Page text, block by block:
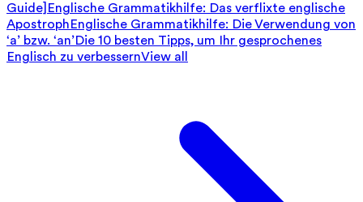
Guide] Englische Grammatikhilfe: Das verflixte englische
ApostrophEnglische Grammatikhilfe: Die Verwendung von
‘a’ bzw. ‘an’Die 10 besten Tipps, um Ihr gesprochenes
Englisch zu verbessernView all